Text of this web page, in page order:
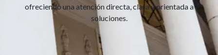
ofreciendo una atención directa, clara y orientada a
soluciones.